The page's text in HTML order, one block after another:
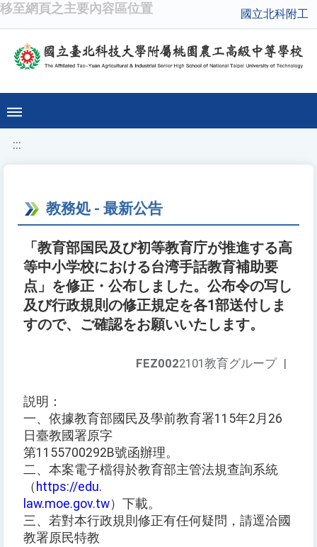
移至網頁之主要內容區位置 國立北科附工
:::
教務処 - 最新公告
「教育部国民及び初等教育庁が推進する高
等中小学校における台湾手話教育補助要
点」を修正・公布しました。公布令の写し
及び行政規則の修正規定を各1部送付しま
すので、ご確認をお願いいたします。
FEZ0022101教育グループ |
説明：
一、依據教育部國民及學前教育署115年2月26
日臺教國署原字
第1155700292B號函辦理。
二、本案電子檔得於教育部主管法規查詢系統
（ https://edu.
law.moe.gov.tw）下載。
三、若對本行政規則修正有任何疑問，請逕洽國
教署原民特教